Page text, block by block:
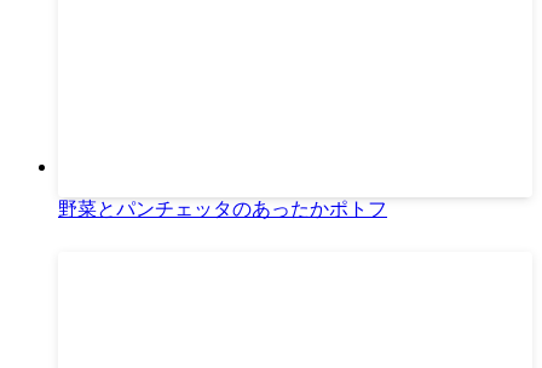
野菜とパンチェッタのあったかポトフ